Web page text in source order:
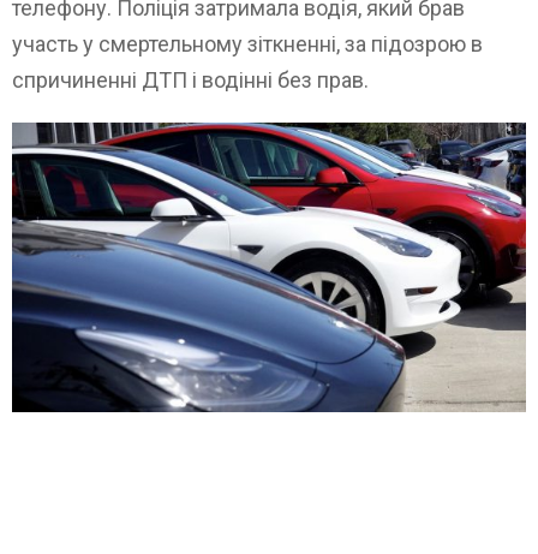
телефону. Поліція затримала водія, який брав
участь у смертельному зіткненні, за підозрою в
спричиненні ДТП і водінні без прав.